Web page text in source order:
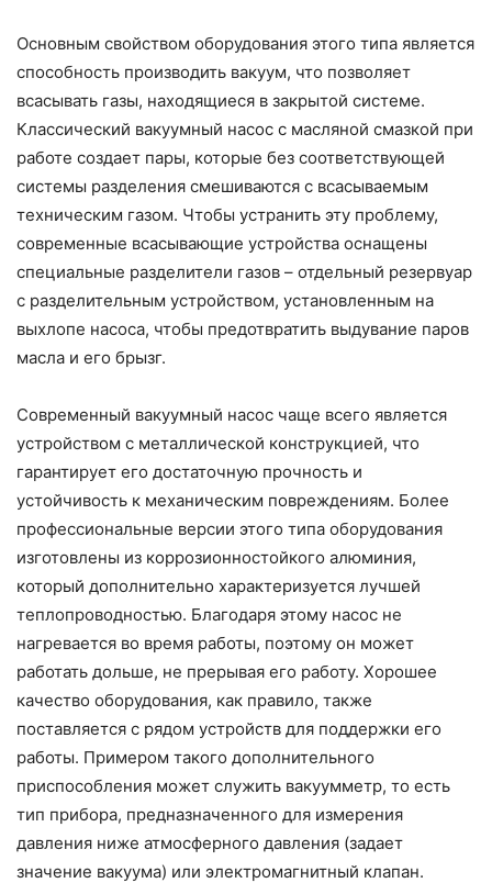
Основным свойством оборудования этого типа является
способность производить вакуум, что позволяет
всасывать газы, находящиеся в закрытой системе.
Классический вакуумный насос с масляной смазкой при
работе создает пары, которые без соответствующей
системы разделения смешиваются с всасываемым
техническим газом. Чтобы устранить эту проблему,
современные всасывающие устройства оснащены
специальные разделители газов – отдельный резервуар
с разделительным устройством, установленным на
выхлопе насоса, чтобы предотвратить выдувание паров
масла и его брызг.
Современный вакуумный насос чаще всего является
устройством с металлической конструкцией, что
гарантирует его достаточную прочность и
устойчивость к механическим повреждениям. Более
профессиональные версии этого типа оборудования
изготовлены из коррозионностойкого алюминия,
который дополнительно характеризуется лучшей
теплопроводностью. Благодаря этому насос не
нагревается во время работы, поэтому он может
работать дольше, не прерывая его работу. Хорошее
качество оборудования, как правило, также
поставляется с рядом устройств для поддержки его
работы. Примером такого дополнительного
приспособления может служить вакуумметр, то есть
тип прибора, предназначенного для измерения
давления ниже атмосферного давления (задает
значение вакуума) или электромагнитный клапан.